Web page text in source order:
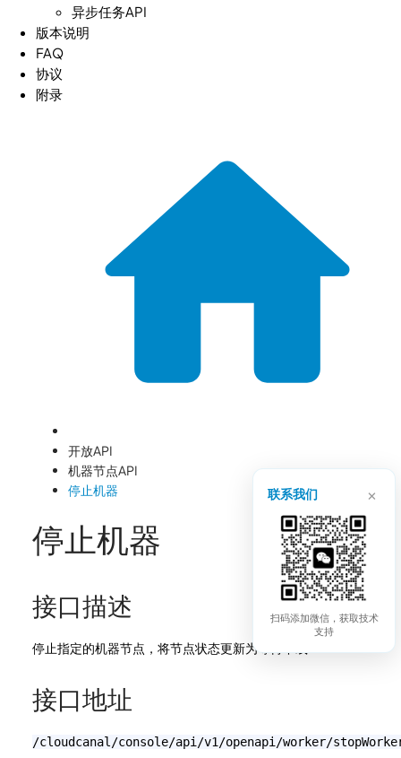
异步任务API
版本说明
FAQ
协议
附录
开放API
机器节点API
停止机器
停止机器
接口描述
停止指定的机器节点，将节点状态更新为等待下线
接口地址
/cloudcanal/console/api/v1/openapi/worker/
联系我们 ×
扫码添加微信，获取技术
支持